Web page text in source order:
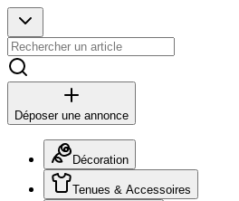
Déposer une annonce
Décoration
Tenues & Accessoires